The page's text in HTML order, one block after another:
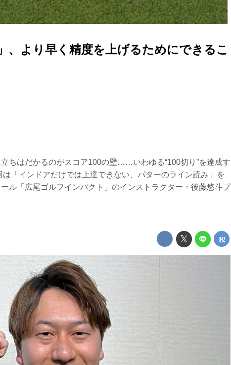
、より早く精度を上げるためにできるこ
ちはだかるのがスコア100の壁……いわゆる“100切り”を達成す
「インドアだけでは上達できない、パターのライン読み」を
ル「広尾ゴルフインパクト」のインストラクター・後藤悠斗プ